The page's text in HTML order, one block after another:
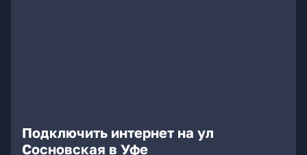
Подключить интернет на ул
Сосновская в Уфе